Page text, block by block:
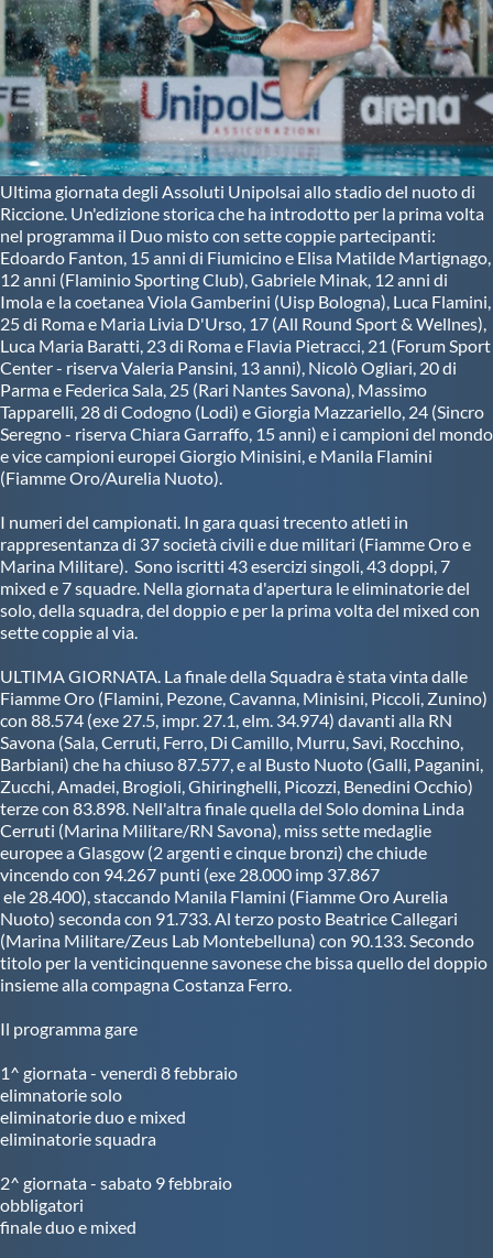
Ultima giornata degli Assoluti Unipolsai allo stadio del nuoto di
Riccione. Un'edizione storica che ha introdotto per la prima volta
nel programma il Duo misto con sette coppie partecipanti:
Edoardo Fanton, 15 anni di Fiumicino e Elisa Matilde Martignago,
12 anni (Flaminio Sporting Club), Gabriele Minak, 12 anni di
Imola e la coetanea Viola Gamberini (Uisp Bologna), Luca Flamini,
25 di Roma e Maria Livia D'Urso, 17 (All Round Sport & Wellnes),
Luca Maria Baratti, 23 di Roma e Flavia Pietracci, 21 (Forum Sport
Center - riserva Valeria Pansini, 13 anni), Nicolò Ogliari, 20 di
Parma e Federica Sala, 25 (Rari Nantes Savona), Massimo
Tapparelli, 28 di Codogno (Lodi) e Giorgia Mazzariello, 24 (Sincro
Seregno - riserva Chiara Garraffo, 15 anni) e i campioni del mondo
e vice campioni europei Giorgio Minisini, e Manila Flamini
(Fiamme Oro/Aurelia Nuoto).
I numeri del campionati. In gara quasi trecento atleti in
rappresentanza di 37 società civili e due militari (Fiamme Oro e
Marina Militare). Sono iscritti 43 esercizi singoli, 43 doppi, 7
mixed e 7 squadre. Nella giornata d'apertura le eliminatorie del
solo, della squadra, del doppio e per la prima volta del mixed con
sette coppie al via.
ULTIMA GIORNATA. La finale della Squadra è stata vinta dalle
Fiamme Oro (Flamini, Pezone, Cavanna, Minisini, Piccoli, Zunino)
con 88.574 (exe 27.5, impr. 27.1, elm. 34.974) davanti alla RN
Savona (Sala, Cerruti, Ferro, Di Camillo, Murru, Savi, Rocchino,
Barbiani) che ha chiuso 87.577, e al Busto Nuoto (Galli, Paganini,
Zucchi, Amadei, Brogioli, Ghiringhelli, Picozzi, Benedini Occhio)
terze con 83.898. Nell'altra finale quella del Solo domina Linda
Cerruti (Marina Militare/RN Savona), miss sette medaglie
europee a Glasgow (2 argenti e cinque bronzi) che chiude
vincendo con 94.267 punti (exe 28.000 imp 37.867
ele 28.400), staccando Manila Flamini (Fiamme Oro Aurelia
Nuoto) seconda con 91.733. Al terzo posto Beatrice Callegari
(Marina Militare/Zeus Lab Montebelluna) con 90.133. Secondo
titolo per la venticinquenne savonese che bissa quello del doppio
insieme alla compagna Costanza Ferro.
Il programma gare
1^ giornata - venerdì 8 febbraio
elimnatorie solo
eliminatorie duo e mixed
eliminatorie squadra
2^ giornata - sabato 9 febbraio
obbligatori
finale duo e mixed